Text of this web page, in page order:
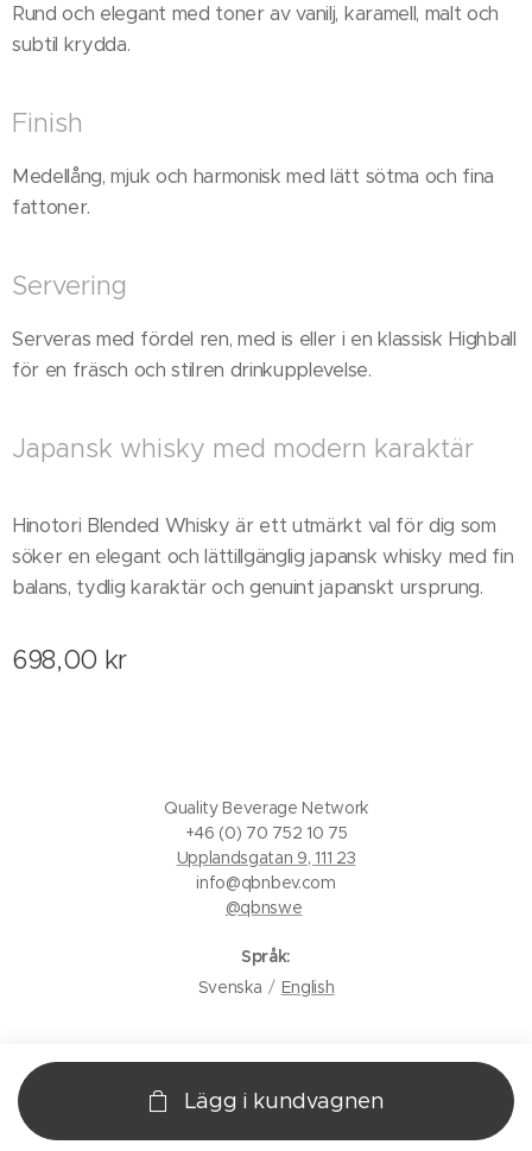
Rund och elegant med toner av vanilj, karamell, malt och
subtil krydda.
Finish
Medellång, mjuk och harmonisk med lätt sötma och fina
fattoner.
Servering
Serveras med fördel ren, med is eller i en klassisk Highball
för en fräsch och stilren drinkupplevelse.
Japansk whisky med modern karaktär
Hinotori Blended Whisky är ett utmärkt val för dig som
söker en elegant och lättillgänglig japansk whisky med fin
balans, tydlig karaktär och genuint japanskt ursprung.
698,00 kr
Lägg i kundvagnen
Quality Beverage Network
+46 (0) 70 752 10 75
Upplandsgatan 9, 111 23
info@qbnbev.com
@qbnswe
Språk
Svenska
English